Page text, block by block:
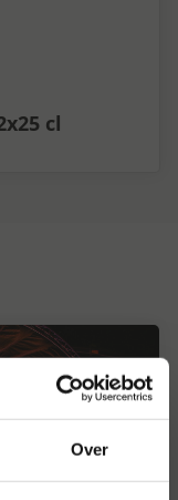
Over
cl